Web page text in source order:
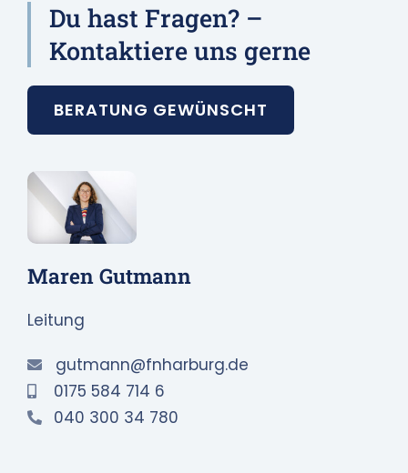
Du hast Fragen? –
Kontaktiere uns gerne
BERATUNG GEWÜNSCHT
Maren Gutmann
Leitung
gutmann@fnharburg.de
0175 584 714 6
040 300 34 780